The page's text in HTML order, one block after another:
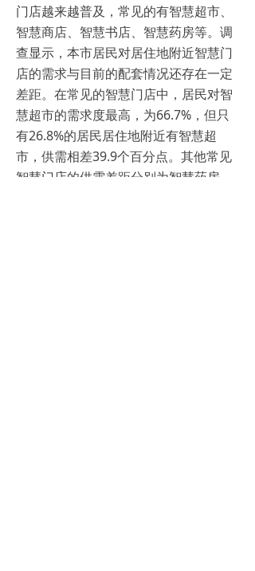
门店越来越普及，常见的有智慧超市、
智慧商店、智慧书店、智慧药房等。调
查显示，本市居民对居住地附近智慧门
店的需求与目前的配套情况还存在一定
差距。在常见的智慧门店中，居民对智
慧超市的需求度最高，为66.7%，但只
有26.8%的居民居住地附近有智慧超
市，供需相差39.9个百分点。其他常见
智慧门店的供需差距分别为智慧药房